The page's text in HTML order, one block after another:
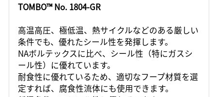
TOMBO™ No. 1804-GR
高温高圧、極低温、熱サイクルなどのある厳しい
条件でも、優れたシール性を発揮します。
NAボルテックスに比べ、シール性（特にガスシ
ール性）に優れています。
耐食性に優れているため、適切なフープ材質を選
定すれば、腐食性流体にも使用できます。